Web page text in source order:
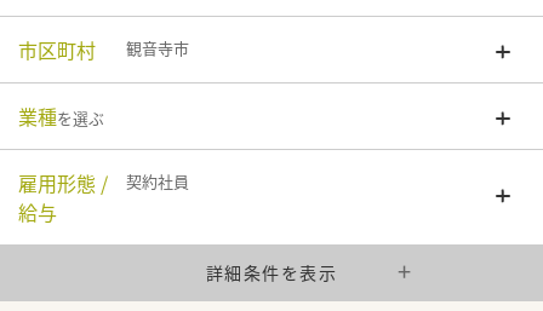
市区町村 観音寺市
業種を選ぶ
雇用形態 /
給与
契約社員
詳細条件を表示